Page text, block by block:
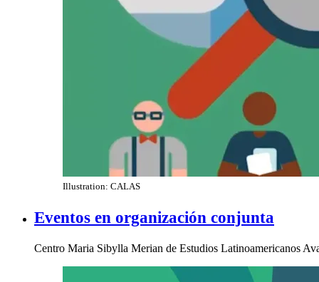
Illustration: CALAS
Eventos en organización conjunta
Centro Maria Sibylla Merian de Estudios Latinoamericanos